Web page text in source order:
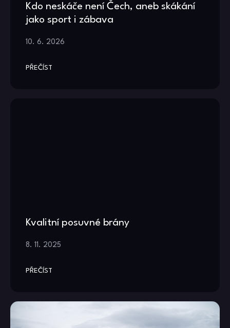
Kdo neskáče není Čech, aneb skákání
jako sport i zábava
10. 6. 2026
PŘEČÍST
Kvalitní posuvné brány
8. 11. 2025
PŘEČÍST